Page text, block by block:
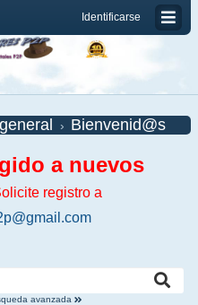
Identificarse
Bienvenid@s
a nuevos
registro a
avanzada